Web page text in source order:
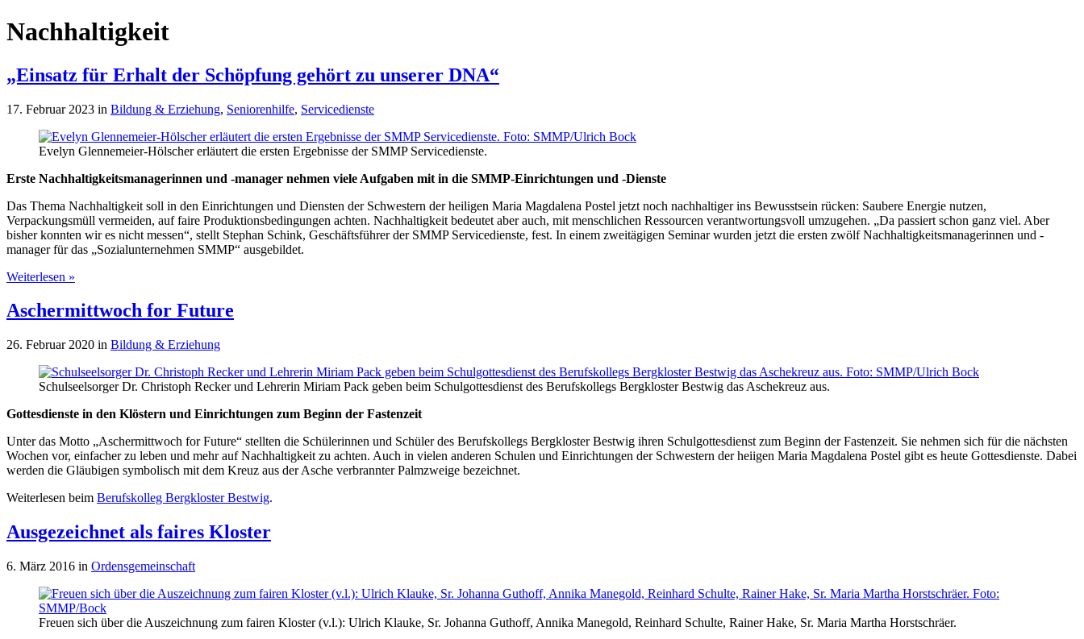
Nachhaltigkeit
„Einsatz für Erhalt der Schöpfung gehört zu unserer DNA“
17. Februar 2023 in Bildung & Erziehung, Seniorenhilfe, Servicedienste
Evelyn Glennemeier-Hölscher erläutert die ersten Ergebnisse der SMMP Servicedienste.
Erste Nachhaltigkeitsmanagerinnen und -manager nehmen viele Aufgaben mit in die SMMP-Einrichtungen und -Dienste
Das Thema Nachhaltigkeit soll in den Einrichtungen und Diensten der Schwestern der heiligen Maria Magdalena Postel jetzt noch nachhaltiger ins Bewusstsein rücken: Saubere Energie nutzen,
Verpackungsmüll vermeiden, auf faire Produktionsbedingungen achten. Nachhaltigkeit bedeutet aber auch, mit menschlichen Ressourcen verantwortungsvoll umzugehen. „Da passiert schon ganz viel. Aber
bisher konnten wir es nicht messen“, stellt Stephan Schink, Geschäftsführer der SMMP Servicedienste, fest. In einem zweitägigen Seminar wurden jetzt die ersten zwölf Nachhaltigkeitsmanagerinnen und -
manager für das „Sozialunternehmen SMMP“ ausgebildet.
Weiterlesen »
Erhalt
der
gehört
unserer
DNA“
Aschermittwoch for Future
26. Februar 2020 in Bildung & Erziehung
Schulseelsorger Dr. Christoph Recker und Lehrerin Miriam Pack geben beim Schulgottesdienst des Berufskollegs Bergkloster Bestwig das Aschekreuz aus.
Gottesdienste in den Klöstern und Einrichtungen zum Beginn der Fastenzeit
Unter das Motto „Aschermittwoch for Future“ stellten die Schülerinnen und Schüler des Berufskollegs Bergkloster Bestwig ihren Schulgottesdienst zum Beginn der Fastenzeit. Sie nehmen sich für die nächsten
Wochen vor, einfacher zu leben und mehr auf Nachhaltigkeit zu achten. Auch in vielen anderen Schulen und Einrichtungen der Schwestern der heiigen Maria Magdalena Postel gibt es heute Gottesdienste. Dabei
werden die Gläubigen symbolisch mit dem Kreuz aus der Asche verbrannter Palmzweige bezeichnet.
Weiterlesen beim Berufskolleg Bergkloster Bestwig.
Ausgezeichnet als faires Kloster
6. März 2016 in Ordensgemeinschaft
Freuen sich über die Auszeichnung zum fairen Kloster (v.l.): Ulrich Klauke, Sr. Johanna Guthoff, Annika Manegold, Reinhard Schulte, Rainer Hake, Sr. Maria Martha Horstschräer.